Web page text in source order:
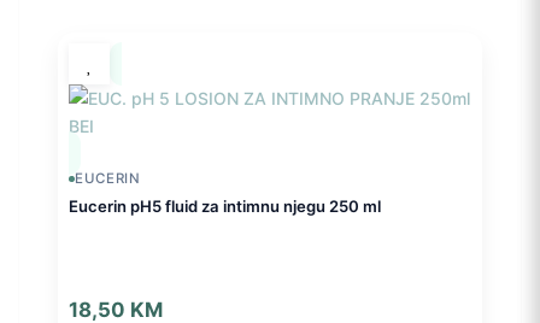
EUCERIN
Eucerin pH5 fluid za intimnu njegu 250 ml
18,50 KM